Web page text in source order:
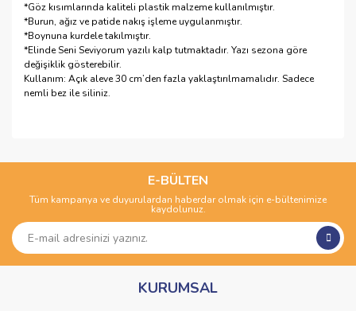
*Göz kısımlarında kaliteli plastik malzeme kullanılmıştır.
*Burun, ağız ve patide nakış işleme uygulanmıştır.
*Boynuna kurdele takılmıştır.
*Elinde Seni Seviyorum yazılı kalp tutmaktadır. Yazı sezona göre
değişiklik gösterebilir.
Kullanım: Açık aleve 30 cm’den fazla yaklaştırılmamalıdır. Sadece
nemli bez ile siliniz.
Yorum Yaz
kullanarak tarafımıza iletebilirsiniz.
Görüş ve önerileriniz için teşekkür ederiz.
Ürün açıklamasında eksik bilgiler bulunuyor.
Ürün bilgilerinde hatalar bulunuyor.
Ürün fiyatı diğer sitelerden daha pahalı.
E-BÜLTEN
Tüm kampanya ve duyurulardan haberdar olmak için e-bültenimize
kaydolunuz.
KURUMSAL